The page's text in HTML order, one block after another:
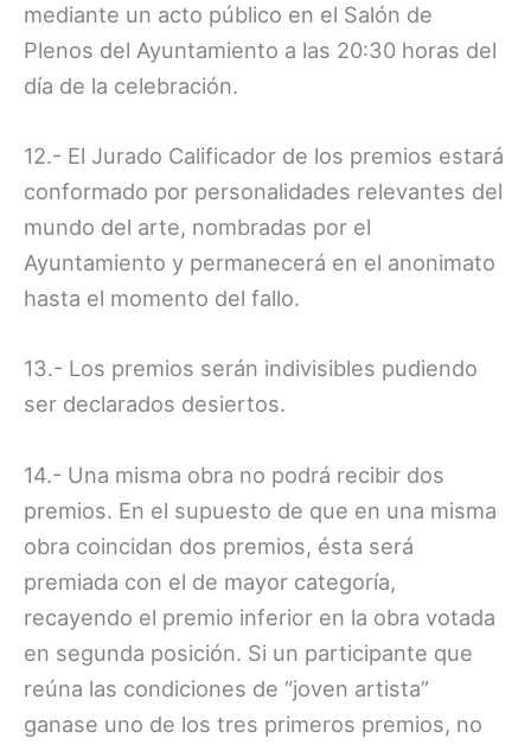
mediante un acto público en el Salón de
Plenos del Ayuntamiento a las 20:30 horas del
día de la celebración.
12.- El Jurado Calificador de los premios estará
conformado por personalidades relevantes del
mundo del arte, nombradas por el
Ayuntamiento y permanecerá en el anonimato
hasta el momento del fallo.
13.- Los premios serán indivisibles pudiendo
ser declarados desiertos.
14.- Una misma obra no podrá recibir dos
premios. En el supuesto de que en una misma
obra coincidan dos premios, ésta será
premiada con el de mayor categoría,
recayendo el premio inferior en la obra votada
en segunda posición. Si un participante que
reúna las condiciones de “joven artista”
ganase uno de los tres primeros premios, no